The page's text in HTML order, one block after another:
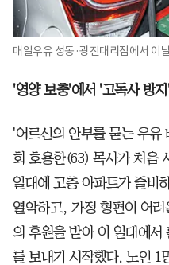
매일우유 성동·광진대리점에서 이
'영양 보충'에서 '고독사 방
'어르신의 안부를 묻는 우유
회 호용한(63) 목사가 처음
일대에 고층 아파트가 즐비
열악하고, 가정 형편이 어
의 후원을 받아 이 일대에서
를 보내기 시작했다. 노인 1